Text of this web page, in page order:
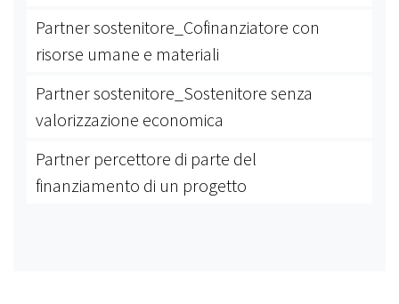
Partner sostenitore_Cofinanziatore con
risorse umane e materiali
Partner sostenitore_Sostenitore senza
valorizzazione economica
Partner percettore di parte del
finanziamento di un progetto